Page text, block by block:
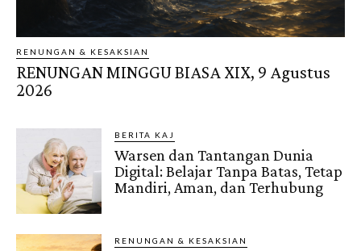
RENUNGAN & KESAKSIAN
RENUNGAN MINGGU BIASA XIX, 9 Agustus
2026
BERITA KAJ
Warsen dan Tantangan Dunia
Digital: Belajar Tanpa Batas, Tetap
Mandiri, Aman, dan Terhubung
RENUNGAN & KESAKSIAN